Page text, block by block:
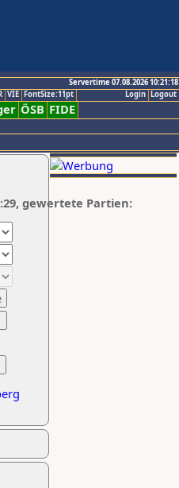
Servertime 07.08.2026 10:21:18
Logout
Login
VIE FontSize:11pt
ÖSB FIDE
gewertete Partien: